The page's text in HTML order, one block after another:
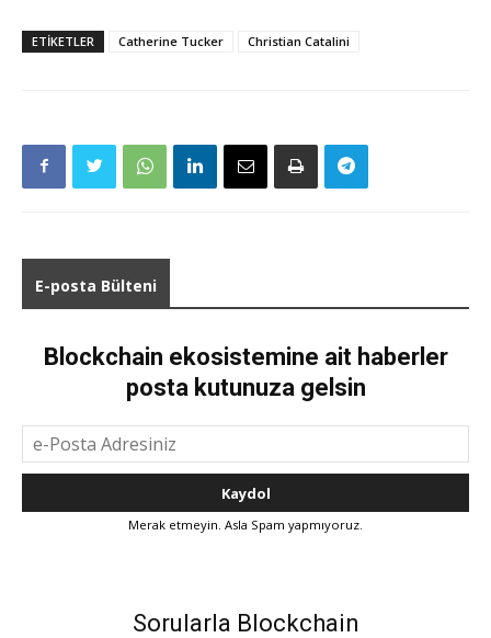
ETIKETLER Catherine Tucker Christian Catalini
E-posta Bülteni
Blockchain ekosistemine ait haberler
posta kutunuza gelsin
Merak etmeyin. Asla Spam yapmıyoruz.
Sorularla Blockchain